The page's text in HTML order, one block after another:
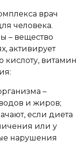
врач
человека.
– вещество
активирует
витамин
–
и жиров;
если диета
или у
нарушения